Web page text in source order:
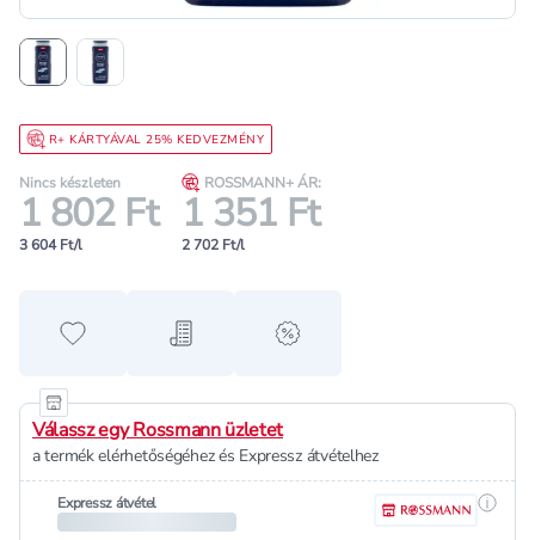
R+ KÁRTYÁVAL 25% KEDVEZMÉNY
Nincs készleten
1 802 Ft
3 604 Ft/l
ROSSMANN+ ÁR:
1 351 Ft
2 702 Ft/l
Hozzáadás a kedvencekhez
Hozzáadás a bevásárló listához
alert when on sale
Válassz egy Rossmann üzletet
a termék elérhetőségéhez és Expressz átvételhez
Expressz átvétel